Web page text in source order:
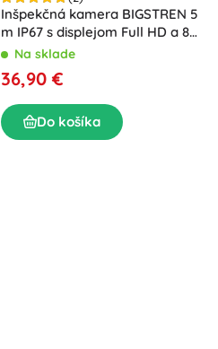
Inšpekčná kamera BIGSTREN 5
m IP67 s displejom Full HD a 8
LEDNa sklade
36,90 €
Do košíka